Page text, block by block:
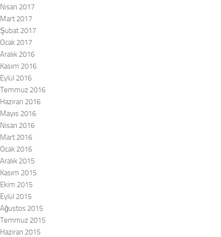
Nisan 2017
Mart 2017
Şubat 2017
Ocak 2017
Aralık 2016
Kasım 2016
Eylül 2016
Temmuz 2016
Haziran 2016
Mayıs 2016
Nisan 2016
Mart 2016
Ocak 2016
Aralık 2015
Kasım 2015
Ekim 2015
Eylül 2015
Ağustos 2015
Temmuz 2015
Haziran 2015